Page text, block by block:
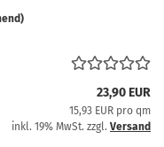
23,90 EUR
15,93 EUR pro qm
inkl. 19% MwSt. zzgl. Versand